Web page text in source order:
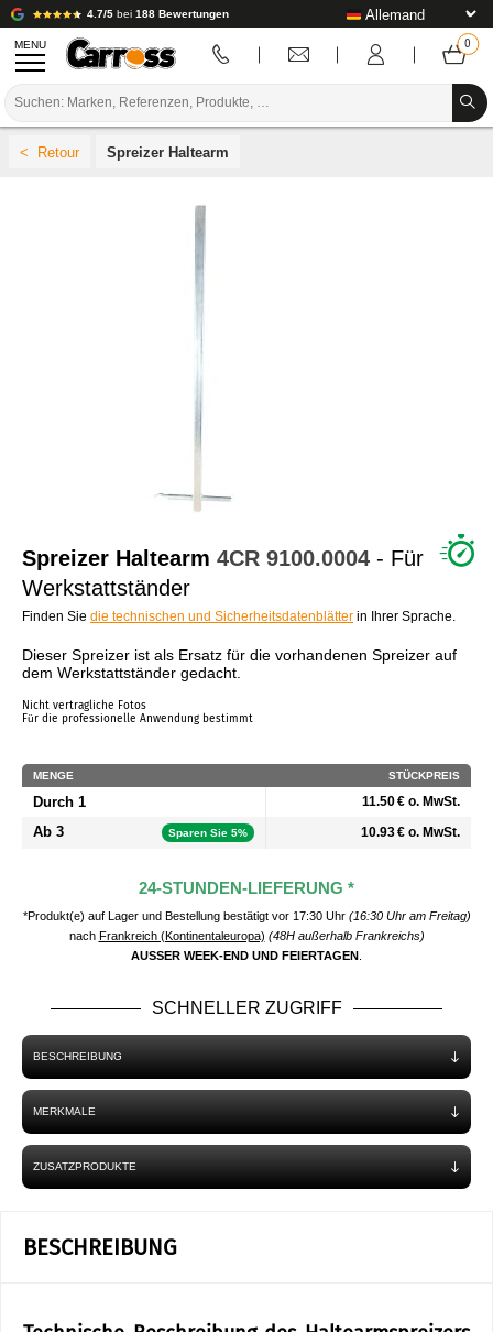
4.7/5 bei 188 Bewertungen
MENU
Spreizer Haltearm
Spreizer Haltearm 4CR 9100.0004 - Für
Werkstattständer
Finden Sie die technischen und Sicherheitsdatenblätter in Ihrer Sprache.
Dieser Spreizer ist als Ersatz für die vorhandenen Spreizer auf
dem Werkstattständer gedacht.
Nicht vertragliche Fotos
Für die professionelle Anwendung bestimmt
MENGE STÜCKPREIS
Durch 1 11.50 € o. MwSt.
Ab 3 Sparen Sie 5% 10.93 € o. MwSt.
24-STUNDEN-LIEFERUNG *
*Produkt(e) auf Lager und Bestellung bestätigt vor 17:30 Uhr (16:30 Uhr am Freitag)
nach Frankreich (Kontinentaleuropa) (48H außerhalb Frankreichs)
AUSSER WEEK-END UND FEIERTAGEN
SCHNELLER ZUGRIFF
BESCHREIBUNG
MERKMALE
ZUSATZPRODUKTE
BESCHREIBUNG